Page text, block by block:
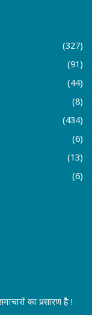
(327)
(91)
(44)
(8)
(434)
(6)
(13)
(6)
का प्रसारण है !